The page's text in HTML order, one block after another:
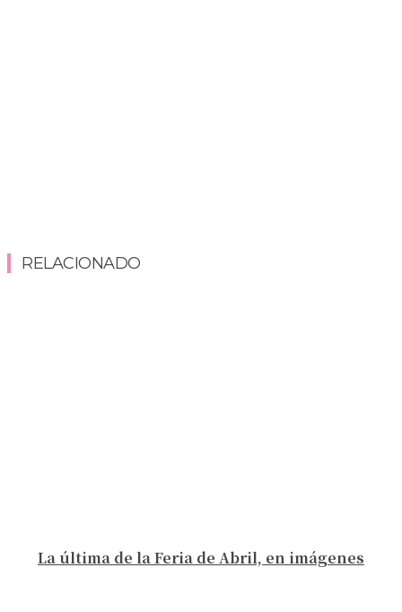
RELACIONADO
La última de la Feria de Abril, en imágenes